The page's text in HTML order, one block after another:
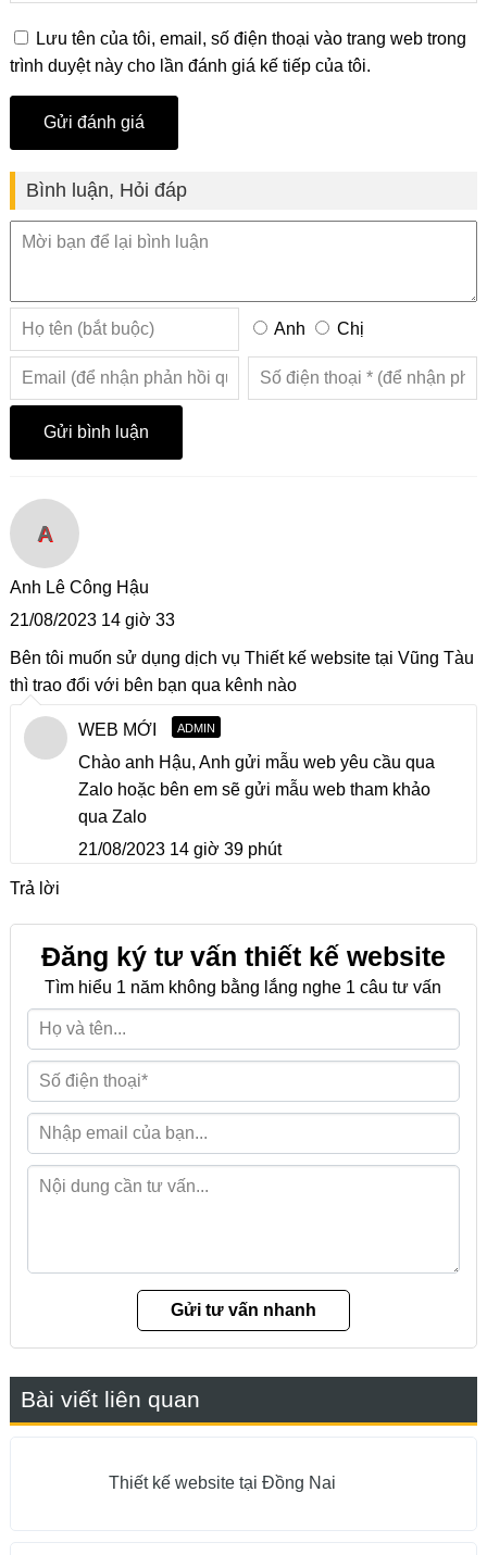
Lưu tên của tôi, email, số điện thoại vào trang web trong
trình duyệt này cho lần đánh giá kế tiếp của tôi.
Bình luận, Hỏi đáp
Anh Chị
A
Anh Lê Công Hậu
21/08/2023 14 giờ 33
Bên tôi muốn sử dụng dịch vụ Thiết kế website tại Vũng Tàu
thì trao đổi với bên bạn qua kênh nào
WEB MỚI ADMIN
Chào anh Hậu, Anh gửi mẫu web yêu cầu qua
Zalo hoặc bên em sẽ gửi mẫu web tham khảo
qua Zalo
21/08/2023 14 giờ 39 phút
Trả lời
Đăng ký tư vấn thiết kế website
Tìm hiểu 1 năm không bằng lắng nghe 1 câu tư vấn
Bài viết liên quan
Thiết kế website tại Đồng Nai